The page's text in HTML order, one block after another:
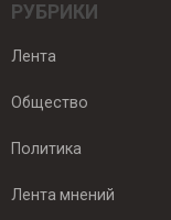
РУБРИКИ
Лента
Общество
Политика
Лента мнений